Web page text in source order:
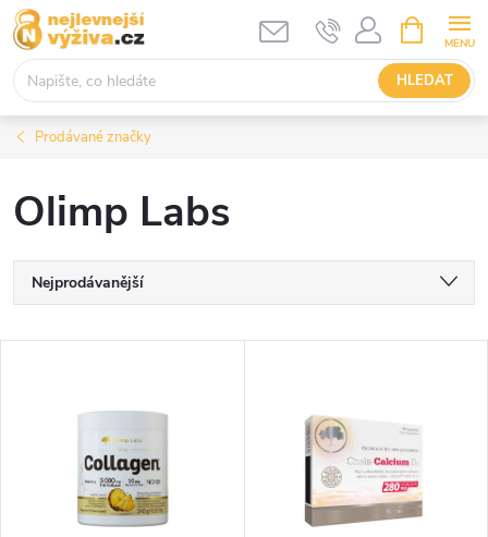
Přejít
na
obsah
HLEDAT
NÁKUPNÍ
KOŠÍK
Prodávané značky
Olimp Labs
Ř
a
Nejprodávanější
Abecedně